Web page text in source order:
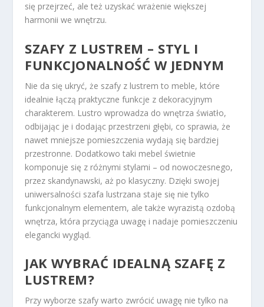
się przejrzeć, ale też uzyskać wrażenie większej
harmonii we wnętrzu.
SZAFY Z LUSTREM – STYL I
FUNKCJONALNOŚĆ W JEDNYM
Nie da się ukryć, że szafy z lustrem to meble, które
idealnie łączą praktyczne funkcje z dekoracyjnym
charakterem. Lustro wprowadza do wnętrza światło,
odbijając je i dodając przestrzeni głębi, co sprawia, że
nawet mniejsze pomieszczenia wydają się bardziej
przestronne. Dodatkowo taki mebel świetnie
komponuje się z różnymi stylami – od nowoczesnego,
przez skandynawski, aż po klasyczny. Dzięki swojej
uniwersalności szafa lustrzana staje się nie tylko
funkcjonalnym elementem, ale także wyrazistą ozdobą
wnętrza, która przyciąga uwagę i nadaje pomieszczeniu
elegancki wygląd.
JAK WYBRAĆ IDEALNĄ SZAFĘ Z
LUSTREM?
Przy wyborze szafy warto zwrócić uwagę nie tylko na